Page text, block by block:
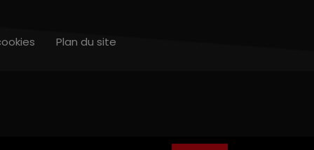
Plan du site